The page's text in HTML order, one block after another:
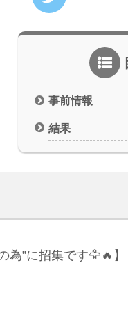
事前情報
結果
為”に招集です🦅🔥】